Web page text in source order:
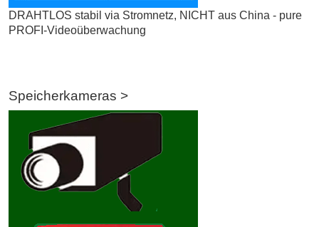
DRAHTLOS stabil via Stromnetz, NICHT aus China - pure
PROFI-Videoüberwachung
Speicherkameras >